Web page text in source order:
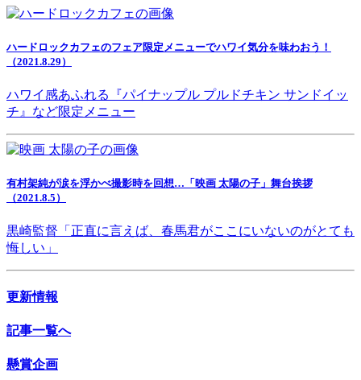
ハードロックカフェのフェア限定メニューでハワイ気分を味わおう！
（2021.8.29）
ハワイ感あふれる『パイナップル プルドチキン サンドイッ
チ』など限定メニュー
有村架純が涙を浮かべ撮影時を回想…「映画 太陽の子」舞台挨拶
（2021.8.5）
黒崎監督「正直に言えば、春馬君がここにいないのがとても
悔しい」
更新情報
記事一覧へ
懸賞企画